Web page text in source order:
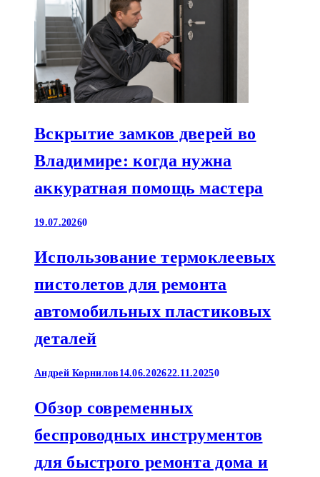
Вскрытие замков дверей во
Владимире: когда нужна
аккуратная помощь мастера
19.07.20260
Использование термоклеевых
пистолетов для ремонта
автомобильных пластиковых
деталей
Андрей Корнилов 14.06.202622.11.20250
Обзор современных
беспроводных инструментов
для быстрого ремонта дома и